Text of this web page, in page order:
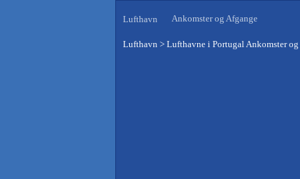
Lufthavn Ankomster og Afgange
Lufthavn > Lufthavne i Portugal Ankomster og